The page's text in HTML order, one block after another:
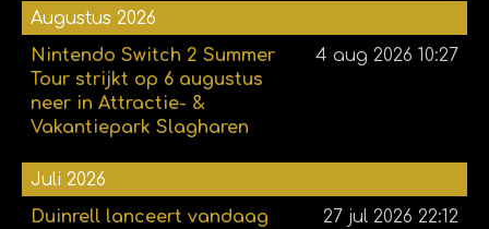
Augustus 2026
Nintendo Switch 2 Summer
Tour strijkt op 6 augustus
neer in Attractie- &
Vakantiepark Slagharen
4 aug 2026 10:27
Juli 2026
Duinrell lanceert vandaag
27 jul 2026 22:12